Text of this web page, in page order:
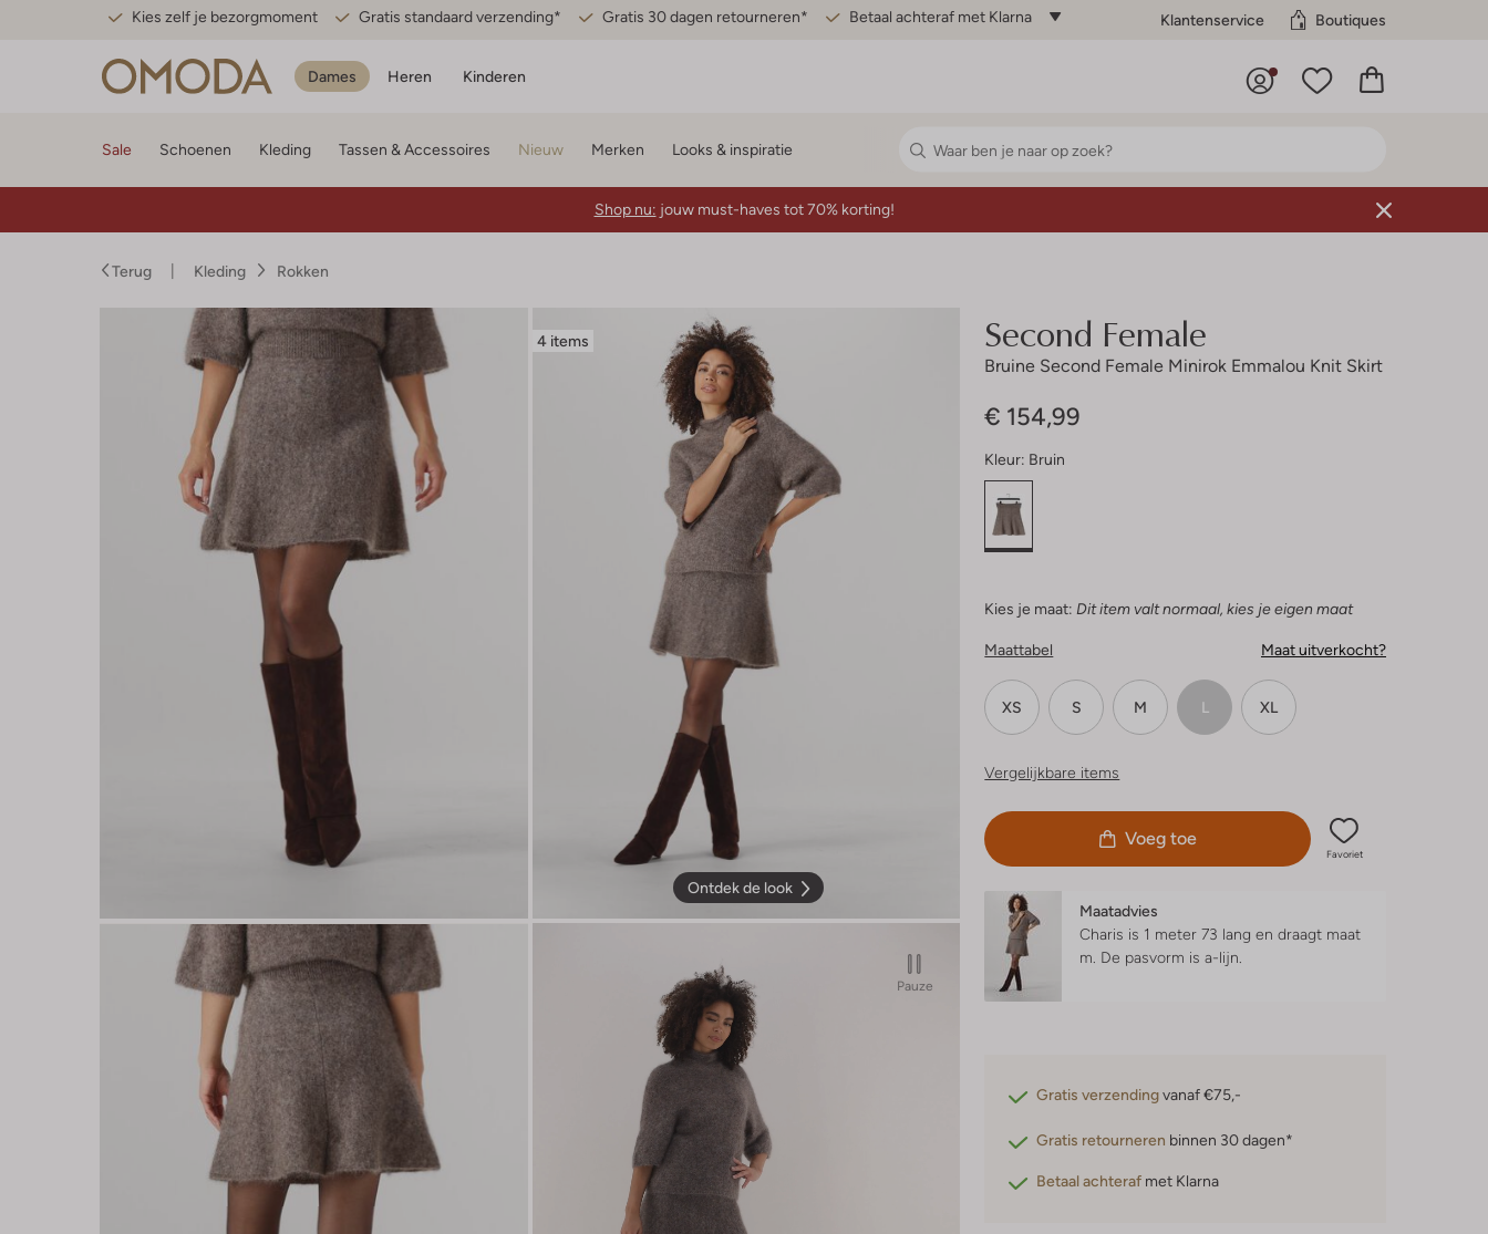
Kies zelf je bezorgmoment Gratis standaard verzending* Gratis 30 dagen retourneren* Betaal achteraf met Klarna Klantenservice Boutiques
Dames Heren Kinderen
Sale Schoenen Kleding Tassen & Accessoires Nieuw Merken Looks & inspiratie
Shop nu: jouw must-haves tot 70% korting!
Terug Kleding Rokken
4 items
Ontdek de look
Pauze
Second Female
Bruine Second Female Minirok Emmalou Knit Skirt
€ 154,99
Kleur: Bruin
Kies je maat: Dit item valt normaal, kies je eigen maat
Maattabel Maat uitverkocht?
XS S M L XL
Vergelijkbare items
Voeg toe
Favoriet
Maatadvies
Charis is 1 meter 73 lang en draagt maat
m. De pasvorm isa-lijn
Gratis verzendingvanaf €75,-
Gratis retourneren binnen 30 dagen*
Betaal achteraf met Klarna